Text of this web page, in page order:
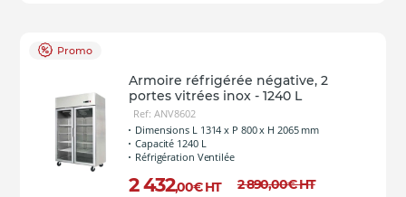
Promo
Armoire réfrigérée négative, 2
portes vitrées inox - 1240 L
Ref: ANV8602
Dimensions L 1314 x P 800 x H 2065 mm
Capacité 1240 L
Réfrigération Ventilée
2 432,00€ HT 2 890,00€HT